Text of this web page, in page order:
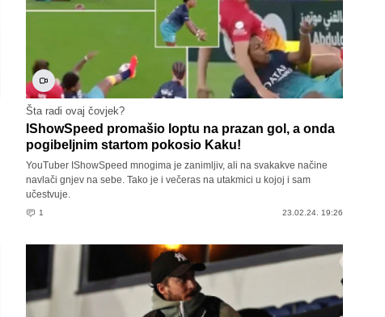
Šta radi ovaj čovjek?
IShowSpeed promašio loptu na prazan gol, a onda
pogibeljnim startom pokosio Kaku!
YouTuber IShowSpeed mnogima je zanimljiv, ali na svakakve načine
navlači gnjev na sebe. Tako je i večeras na utakmici u kojoj i sam
učestvuje.
1 23.02.24. 19:26